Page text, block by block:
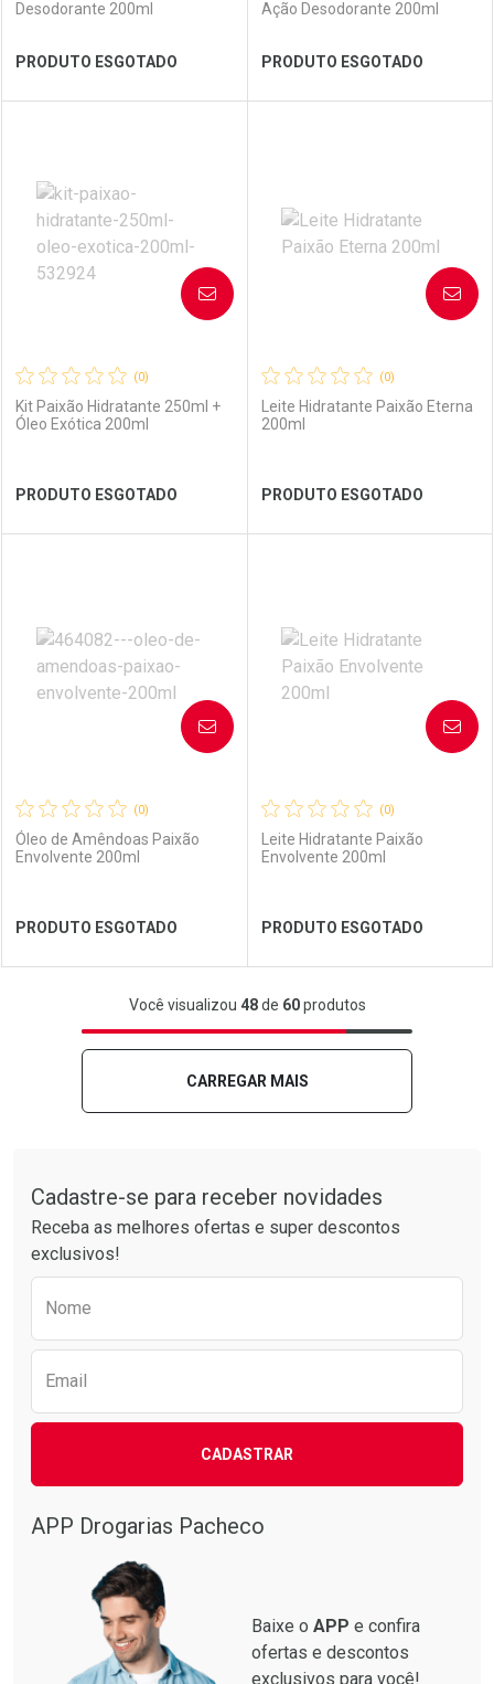
Ver Desconto Convênio Ver Desconto Convênio
Desodorante 200ml
PRODUTO ESGOTADO
Laboratório
Ver Desconto Convênio
Por Menos
Ação Desodorante 200ml
PRODUTO ESGOTADO
Ver Desconto Convênio
(0)
Kit Paixão Hidratante 250ml +
Óleo Exótica 200ml
PRODUTO ESGOTADO
AVISE-ME
Laboratório
Ver Desconto Convênio
Por Menos
(0)
Leite Hidratante Paixão Eterna
200ml
PRODUTO ESGOTADO
AVISE-ME
Laboratório
Ver Desconto Convênio
Por Menos
(0)
Óleo de Amêndoas Paixão
Envolvente 200ml
PRODUTO ESGOTADO
AVISE-ME
FECHAR
Laboratório
Ver Desconto Convênio
FECHAR
Por Menos
(0)
Leite Hidratante Paixão
Envolvente 200ml
PRODUTO ESGOTADO
AVISE-ME
Laboratório
Ver Desconto Convênio
Por Menos
Você visualizou 48de 60produtos
CARREGAR MAIS
Cadastre-se para receber novidades
Receba as melhores ofertas e super descontos
exclusivos!
Nome
Email
CADASTRAR
APP Drogarias Pacheco
Baixe o APP e confira
ofertas e descontos
exclusivos para você!